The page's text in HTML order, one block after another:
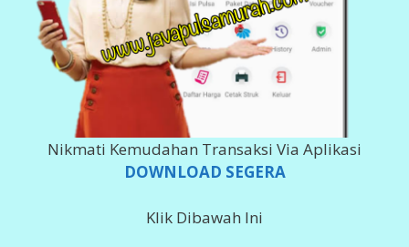
Nikmati Kemudahan Transaksi Via Aplikasi
DOWNLOAD SEGERA
Klik Dibawah Ini